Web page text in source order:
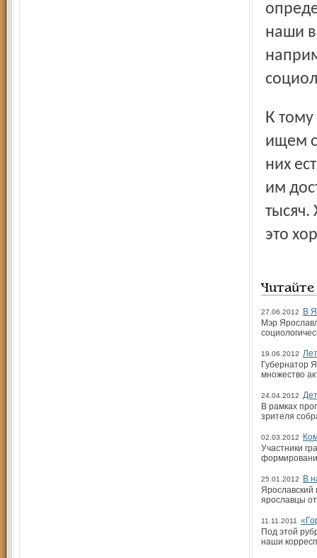
наши
К тому же мы стараемся всячески помогать ребятам,
ищем
них
им
тысяч.
это
27.06.2012
В
Мэр
19.06.2012
Губернатор
множество
24.04.2012
В рамках
зрителя
02.03.2012
Участники
25.01.2012
В
Ярославский
ярославцы
11.11.2011
Под этой
наши